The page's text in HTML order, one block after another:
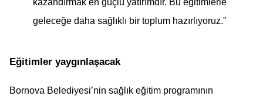
kazandırmak en güçlü yatırımdır. Bu eğitimlerle
geleceğe daha sağlıklı bir toplum hazırlıyoruz.”
Eğitimler yaygınlaşacak
Bornova Belediyesi’nin sağlık eğitim programının